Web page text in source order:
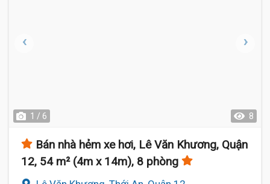
1 / 6 8
Bán nhà hẻm xe hơi, Lê Văn Khương, Quận
12, 54 m² (4m x 14m), 8 phòng